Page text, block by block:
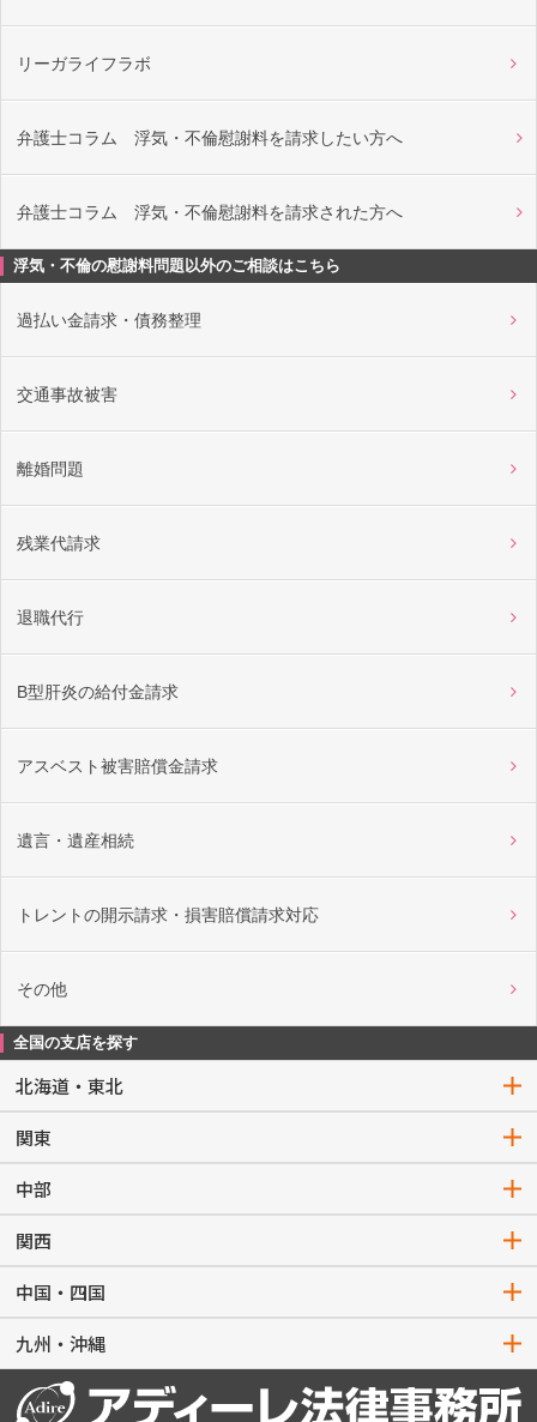
リーガライフラボ
弁護士コラム 浮気・不倫慰謝料を請求したい方へ
弁護士コラム 浮気・不倫慰謝料を請求された方へ
浮気・不倫の慰謝料問題以外のご相談はこちら
過払い金請求・債務整理
交通事故被害
離婚問題
残業代請求
退職代行
B型肝炎の給付金請求
アスベスト被害賠償金請求
遺言・遺産相続
トレントの開示請求・損害賠償請求対応
その他
全国の支店を探す
北海道・東北
関東
中部
関西
中国・四国
九州・沖縄